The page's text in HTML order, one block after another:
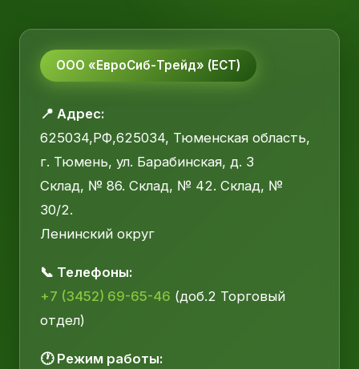
ООО «ЕвроСиб-Трейд» (ЕСТ)
📍 Адрес:
625034,РФ,625034, Тюменская область,
г. Тюмень, ул. Барабинская, д. 3
Склад, № 86. Склад, № 42. Склад, №
30/2.
Ленинский округ
📞 Телефоны:
+7 (3452) 69-65-46 (доб.2 Торговый
отдел)
🕐 Режим работы: